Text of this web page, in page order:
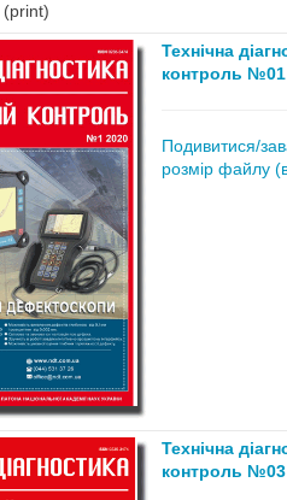
(print)
Технічна
контроль №01
Подивитися/
розмір файлу
Технічна
контроль №03